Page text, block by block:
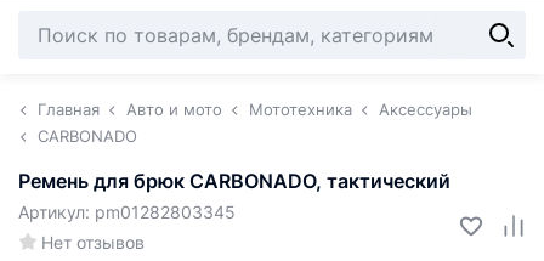
Главная Авто и мото Мототехника
Аксессуары
CARBONADO
Ремень для брюк CARBONADO, тактический
Нет отзывов
Артикул: pm01282803345